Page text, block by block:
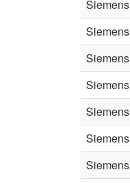
Siemens
Siemens
Siemens
Siemens
Siemens
Siemens
Siemens